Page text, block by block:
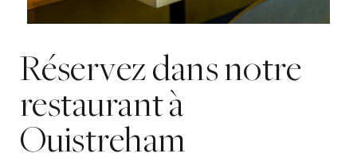
Réservez dans notre
restaurant à
Ouistreham